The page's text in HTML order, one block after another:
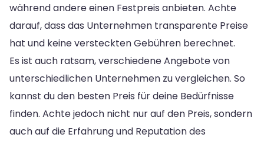
während andere einen Festpreis anbieten. Achte
darauf, dass das Unternehmen transparente Preise
hat und keine versteckten Gebühren berechnet.
Es ist auch ratsam, verschiedene Angebote von
unterschiedlichen Unternehmen zu vergleichen. So
kannst du den besten Preis für deine Bedürfnisse
finden. Achte jedoch nicht nur auf den Preis, sondern
auch auf die Erfahrung und Reputation des